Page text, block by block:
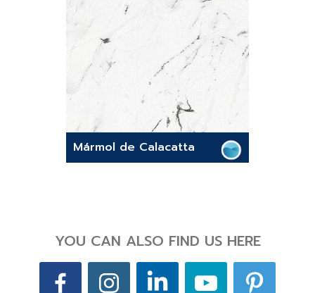
Mármol de Calacatta
YOU CAN ALSO FIND US HERE